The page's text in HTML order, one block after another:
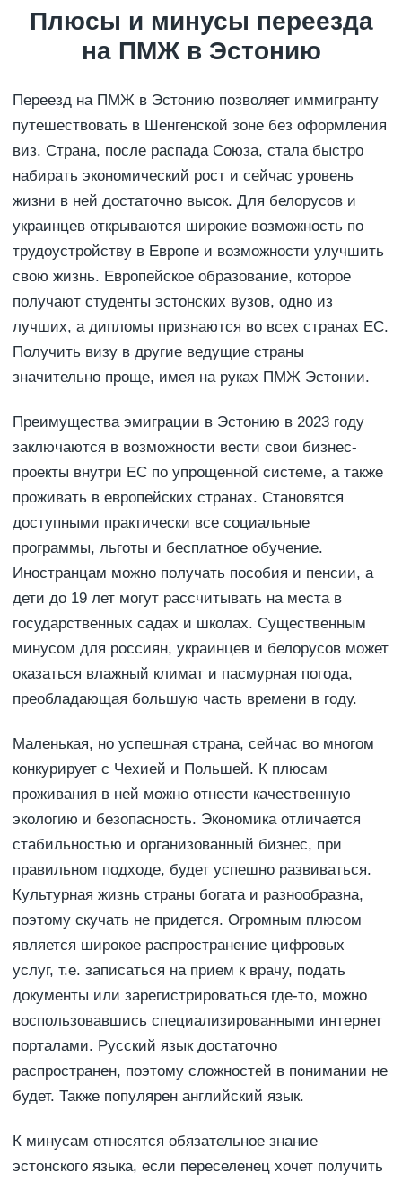
Плюсы и минусы переезда
на ПМЖ в Эстонию
Переезд на ПМЖ в Эстонию позволяет иммигранту
путешествовать в Шенгенской зоне без оформления
виз. Страна, после распада Союза, стала быстро
набирать экономический рост и сейчас уровень
жизни в ней достаточно высок. Для белорусов и
украинцев открываются широкие возможность по
трудоустройству в Европе и возможности улучшить
свою жизнь. Европейское образование, которое
получают студенты эстонских вузов, одно из
лучших, а дипломы признаются во всех странах ЕС.
Получить визу в другие ведущие страны
значительно проще, имея на руках ПМЖ Эстонии.
Преимущества эмиграции в Эстонию в 2023 году
заключаются в возможности вести свои бизнес-
проекты внутри ЕС по упрощенной системе, а также
проживать в европейских странах. Становятся
доступными практически все социальные
программы, льготы и бесплатное обучение.
Иностранцам можно получать пособия и пенсии, а
дети до 19 лет могут рассчитывать на места в
государственных садах и школах. Существенным
минусом для россиян, украинцев и белорусов может
оказаться влажный климат и пасмурная погода,
преобладающая большую часть времени в году.
Маленькая, но успешная страна, сейчас во многом
конкурирует с Чехией и Польшей. К плюсам
проживания в ней можно отнести качественную
экологию и безопасность. Экономика отличается
стабильностью и организованный бизнес, при
правильном подходе, будет успешно развиваться.
Культурная жизнь страны богата и разнообразна,
поэтому скучать не придется. Огромным плюсом
является широкое распространение цифровых
услуг, т.е. записаться на прием к врачу, подать
документы или зарегистрироваться где-то, можно
воспользовавшись специализированными интернет
порталами. Русский язык достаточно
распространен, поэтому сложностей в понимании не
будет. Также популярен английский язык.
К минусам относятся обязательное знание
эстонского языка, если переселенец хочет получить